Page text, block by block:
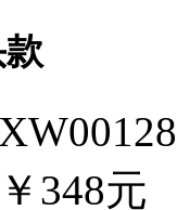
￥348元